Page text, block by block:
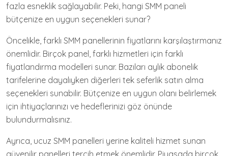
fazla esneklik sağlayabilir. Peki, hangi SMM paneli
bütçenize en uygun seçenekleri sunar?
Öncelikle, farklı SMM panellerinin fiyatlarını karşılaştırmanız
önemlidir. Birçok panel, farklı hizmetleri için farklı
fiyatlandırma modelleri sunar. Bazıları aylık abonelik
tarifelerine dayalıyken diğerleri tek seferlik satın alma
seçenekleri sunabilir. Bütçenize en uygun olanı belirlemek
için ihtiyaçlarınızı ve hedeflerinizi göz önünde
bulundurmalısınız.
Ayrıca, ucuz SMM panelleri yerine kaliteli hizmet sunan
güvenilir panelleri tercih etmek önemlidir. Piyasada birçok